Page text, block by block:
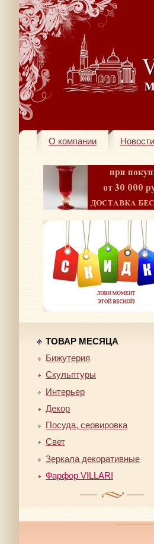
О компании Новости
ТОВАР МЕСЯЦА
Бижутерия
Скульптуры
Интерьер
Декор
Посуда, сервировка
Свет
Зеркала декоративные
Фарфор VILLARI